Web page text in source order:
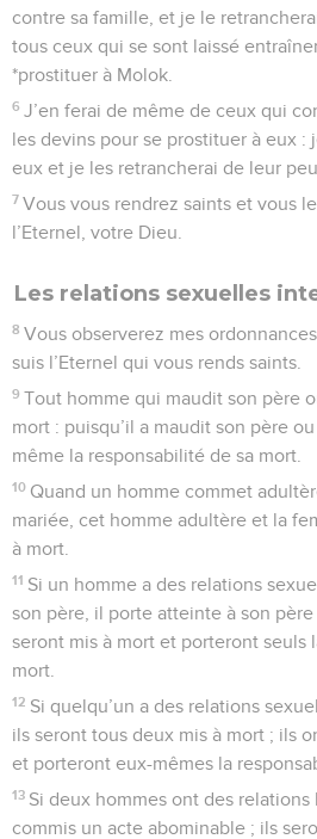
contre sa famille, et je le
tous ceux qui se sont laissé
*prostituer à Molok.
6 J’en ferai de même de ceux qui
les devins pour se prostituer à eux :
eux et je les retrancherai de leur
7 Vous vous rendrez saints et vous
l’Eternel, votre Dieu.
Les relations sexuelles
8 Vous observerez mes
suis l’Eternel qui vous rends saints.
9 Tout homme qui maudit son père
mort : puisqu’il a maudit son père
même la responsabilité de sa mort.
10 Quand un homme commet
mariée, cet homme adultère et la
à mort.
11 Si un homme a des relations
son père, il porte atteinte à son
seront mis à mort et porteront seuls
mort.
12 Si quelqu’un a des relations
ils seront tous deux mis à mort ; ils
et porteront eux-mêmes la
13 Si deux hommes ont des
commis un acte abominable ; ils